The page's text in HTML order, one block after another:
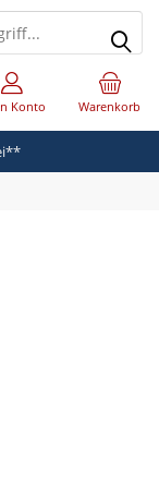
Warenkorb
Konto